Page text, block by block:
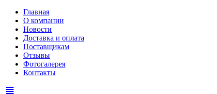
Главная
О компании
Новости
Доставка и оплата
Поставщикам
Отзывы
Фотогалерея
Контакты
view_headline